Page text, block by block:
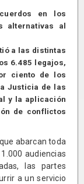
en los
alternativas al
a las distintas
6.485 legajos,
ciento de los
Justicia de las
y la aplicación
de conflictos
abarcan toda
audiencias
las partes
a un servicio